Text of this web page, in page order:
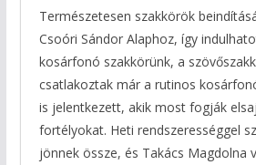
Természetesen szakkörök
Csoóri Sándor Alaphoz, így
kosárfonó szakkörünk, a
csatlakoztak már a rutinos
is jelentkezett, akik most fogják
fortélyokat. Heti rendszerességgel
jönnek össze, és Takács Magdolna